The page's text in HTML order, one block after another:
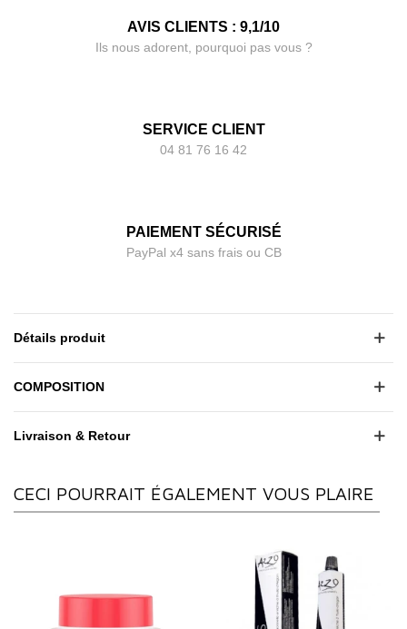
AVIS CLIENTS : 9,1/10
Ils nous adorent, pourquoi pas vous ?
SERVICE CLIENT
04 81 76 16 42
PAIEMENT SÉCURISÉ
PayPal x4 sans frais ou CB
Détails produit
COMPOSITION
Livraison & Retour
CECI POURRAIT ÉGALEMENT VOUS PLAIRE